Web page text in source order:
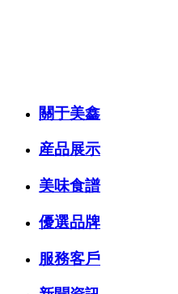
關于美鑫
産品展示
美味食譜
優選品牌
服務客戶